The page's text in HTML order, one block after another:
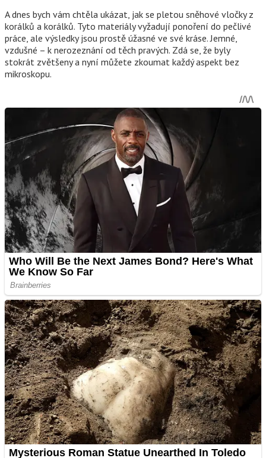
A dnes bych vám chtěla ukázat, jak se pletou sněhové vločky z
korálků a korálků. Tyto materiály vyžadují ponoření do pečlivé
práce, ale výsledky jsou prostě úžasné ve své kráse. Jemné,
vzdušné – k nerozeznání od těch pravých. Zdá se, že byly
stokrát zvětšeny a nyní můžete zkoumat každý aspekt bez
mikroskopu.